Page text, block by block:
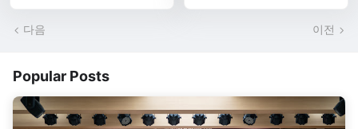
다음 이전
Popular Posts